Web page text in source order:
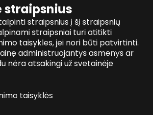
straipsnius
straipsnius į šį straipsnių
straipsniai turi atitikti
taisykles, jei nori būti patvirtinti.
administruojantys asmenys ar
nėra atsakingi už svetainėje
taisyklės